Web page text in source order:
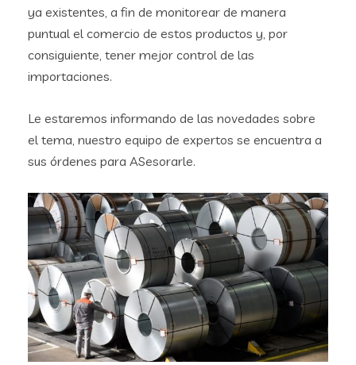
ya existentes, a fin de monitorear de manera
puntual el comercio de estos productos y, por
consiguiente, tener mejor control de las
importaciones.
Le estaremos informando de las novedades sobre
el tema, nuestro equipo de expertos se encuentra a
sus órdenes para ASesorarle.